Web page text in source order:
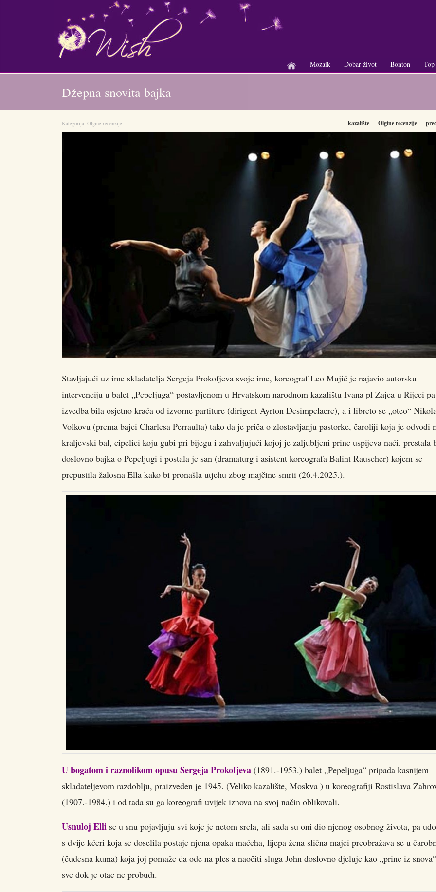
+
Mozaik
+
Dobar život
+
Bonton
Džepna snovita bajka
Kategorija: Olgine recenzije kazalište Olgine recenzije
Stavljajući uz ime skladatelja Sergeja Prokofjeva svoje ime, koreograf Leo Mujić je najavio autorsku
intervenciju u balet „Pepeljuga“ postavljenom u Hrvatskom narodnom kazalištu Ivana pl Zajca u Rijeci
izvedba bila osjetno kraća od izvorne partiture (dirigent Ayrton Desimpelaere), a i libreto se „oteo“
Volkovu (prema bajci Charlesa Perraulta) tako da je priča o zlostavljanju pastorke, čaroliji koja je odvodi
kraljevski bal, cipelici koju gubi pri bijegu i zahvaljujući kojoj je zaljubljeni princ uspijeva naći, prestala
doslovno bajka o Pepeljugi i postala je san (dramaturg i asistent koreografa Balint Rauscher) kojem se
prepustila žalosna Ella kako bi pronašla utjehu zbog majčine smrti (26.4.2025.).
U bogatom i raznolikom opusu Sergeja Prokofjeva (1891.-1953.) balet „Pepeljuga“ pripada kasnijem
skladateljevom razdoblju, praizveden je 1945. (Veliko kazalište, Moskva ) u koreografiji Rostislava
(1907.-1984.) i od tada su ga koreografi uvijek iznova na svoj način oblikovali.
Usnuloj Elli se u snu pojavljuju svi koje je netom srela, ali sada su oni dio njenog osobnog života, pa
s dvije kćeri koja se doselila postaje njena opaka maćeha, lijepa žena slična majci preobražava se u
(čudesna kuma) koja joj pomaže da ode na ples a naočiti sluga John doslovno djeluje kao „princ iz
sve dok je otac ne probudi.